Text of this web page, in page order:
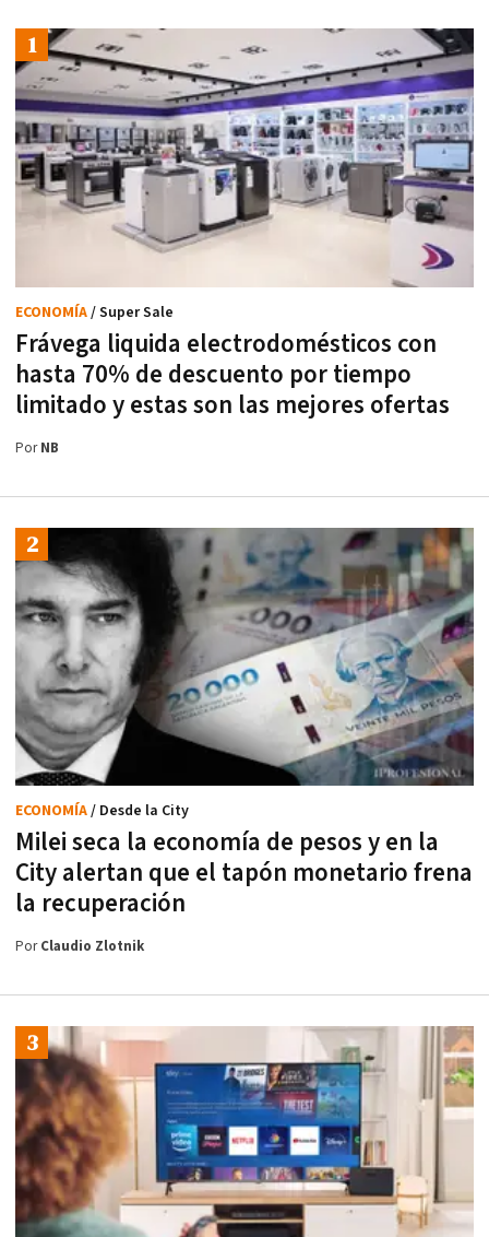
Frávega liquida electrodomésticos con
hasta 70% de descuento por tiempo
limitado y estas son las mejores ofertas
ECONOMÍA/ Super Sale
PorNB
Milei seca la economía de pesos y en la
City alertan que el tapón monetario frena
la recuperación
ECONOMÍA/ Desde la City
PorClaudio Zlotnik